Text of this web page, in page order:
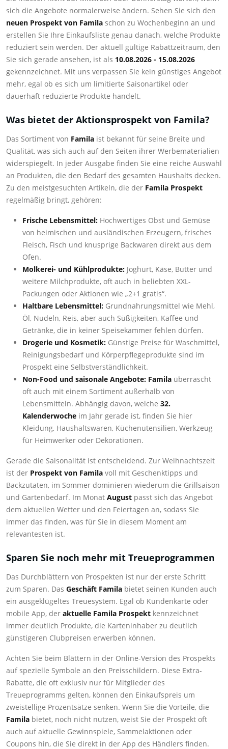
sich die Angebote normalerweise ändern. Sehen Sie sich den
neuen Prospekt von Famila schon zu Wochenbeginn an und
erstellen Sie Ihre Einkaufsliste genau danach, welche Produkte
reduziert sein werden. Der aktuell gültige Rabattzeitraum, den
Sie sich gerade ansehen, ist als 10.08.2026 - 15.08.2026
gekennzeichnet. Mit uns verpassen Sie kein günstiges Angebot
mehr, egal ob es sich um limitierte Saisonartikel oder
dauerhaft reduzierte Produkte handelt.
Was bietet der Aktionsprospekt von Famila?
Das Sortiment von Famila ist bekannt für seine Breite und
Qualität, was sich auch auf den Seiten ihrer Werbematerialien
widerspiegelt. In jeder Ausgabe finden Sie eine reiche Auswahl
an Produkten, die den Bedarf des gesamten Haushalts decken.
Zu den meistgesuchten Artikeln, die der Famila Prospekt
regelmäßig bringt, gehören:
Frische Lebensmittel: Hochwertiges Obst und Gemüse
von heimischen und ausländischen Erzeugern, frisches
Fleisch, Fisch und knusprige Backwaren direkt aus dem
Ofen.
Molkerei- und Kühlprodukte: Joghurt, Käse, Butter und
weitere Milchprodukte, oft auch in beliebten XXL-
Packungen oder Aktionen wie „2+1 gratis“.
Haltbare Lebensmittel: Grundnahrungsmittel wie Mehl,
Öl, Nudeln, Reis, aber auch Süßigkeiten, Kaffee und
Getränke, die in keiner Speisekammer fehlen dürfen.
Drogerie und Kosmetik: Günstige Preise für Waschmittel,
Reinigungsbedarf und Körperpflegeprodukte sind im
Prospekt eine Selbstverständlichkeit.
Non-Food und saisonale Angebote: Famila überrascht
oft auch mit einem Sortiment außerhalb von
Lebensmitteln. Abhängig davon, welche 32.
Kalenderwoche im Jahr gerade ist, finden Sie hier
Kleidung, Haushaltswaren, Küchenutensilien, Werkzeug
für Heimwerker oder Dekorationen.
Gerade die Saisonalität ist entscheidend. Zur Weihnachtszeit
ist der Prospekt von Famila voll mit Geschenktipps und
Backzutaten, im Sommer dominieren wiederum die Grillsaison
und Gartenbedarf. Im Monat August passt sich das Angebot
dem aktuellen Wetter und den Feiertagen an, sodass Sie
immer das finden, was für Sie in diesem Moment am
relevantesten ist.
Sparen Sie noch mehr mit Treueprogrammen
Das Durchblättern von Prospekten ist nur der erste Schritt
zum Sparen. Das Geschäft Famila bietet seinen Kunden auch
ein ausgeklügeltes Treuesystem. Egal ob Kundenkarte oder
mobile App, der aktuelle Famila Prospekt kennzeichnet
immer deutlich Produkte, die Karteninhaber zu deutlich
günstigeren Clubpreisen erwerben können.
Achten Sie beim Blättern in der Online-Version des Prospekts
auf spezielle Symbole an den Preisschildern. Diese Extra-
Rabatte, die oft exklusiv nur für Mitglieder des
Treueprogramms gelten, können den Einkaufspreis um
zweistellige Prozentsätze senken. Wenn Sie die Vorteile, die
Famila bietet, noch nicht nutzen, weist Sie der Prospekt oft
auch auf aktuelle Gewinnspiele, Sammelaktionen oder
Coupons hin, die Sie direkt in der App des Händlers finden.